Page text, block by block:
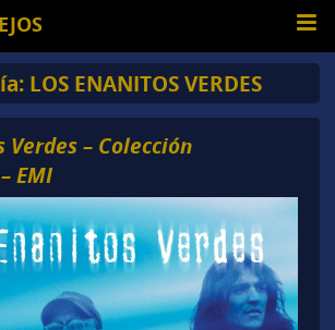
LOS ENANITOS VERDES
Verdes – Colección
EMI